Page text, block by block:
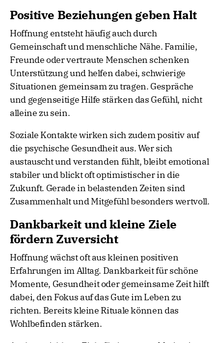
Positive Beziehungen geben Halt
Hoffnung entsteht häufig auch durch
Gemeinschaft und menschliche Nähe. Familie,
Freunde oder vertraute Menschen schenken
Unterstützung und helfen dabei, schwierige
Situationen gemeinsam zu tragen. Gespräche
und gegenseitige Hilfe stärken das Gefühl, nicht
alleine zu sein.
Soziale Kontakte wirken sich zudem positiv auf
die psychische Gesundheit aus. Wer sich
austauscht und verstanden fühlt, bleibt emotional
stabiler und blickt oft optimistischer in die
Zukunft. Gerade in belastenden Zeiten sind
Zusammenhalt und Mitgefühl besonders wertvoll.
Dankbarkeit und kleine Ziele
fördern Zuversicht
Hoffnung wächst oft aus kleinen positiven
Erfahrungen im Alltag. Dankbarkeit für schöne
Momente, Gesundheit oder gemeinsame Zeit hilft
dabei, den Fokus auf das Gute im Leben zu
richten. Bereits kleine Rituale können das
Wohlbefinden stärken.